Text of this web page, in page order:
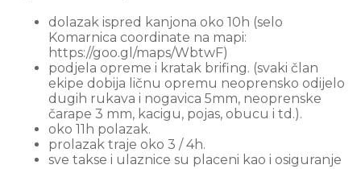
dolazak ispred kanjona oko 10h (selo
Komarnica coordinate na mapi:
https://goo.gl/maps/WbtwF)
podjela opreme i kratak brifing. (svaki član
ekipe dobija ličnu opremu neoprensko odijelo
dugih rukava i nogavica 5mm, neoprenske
čarape 3 mm, kacigu, pojas, obucu i td.).
oko 11h polazak.
prolazak traje oko 3 / 4h.
sve takse i ulaznice su placeni kao i osiguranje